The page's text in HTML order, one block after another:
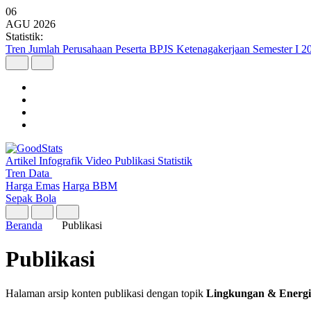
06
AGU 2026
Statistik:
Tren Jumlah Perusahaan Peserta BPJS Ketenagakerjaan Semester I
Artikel Infografik Video Publikasi Statistik
Tren Data
Harga Emas Harga BBM
Sepak Bola
Beranda Publikasi
Publikasi
Halaman arsip konten publikasi dengan topik Lingkungan & Energi